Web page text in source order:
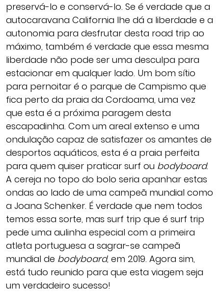
preservá-lo e conservá-lo. Se é verdade que a
autocaravana California lhe dá a liberdade e a
autonomia para desfrutar desta road trip ao
máximo, também é verdade que essa mesma
liberdade não pode ser uma desculpa para
estacionar em qualquer lado. Um bom sítio
para pernoitar é o parque de Campismo que
fica perto da praia da Cordoama, uma vez
que esta é a próxima paragem desta
escapadinha. Com um areal extenso e uma
ondulação capaz de satisfazer os amantes de
desportos aquáticos, esta é a praia perfeita
para quem quiser praticar surf ou bodyboard.
A cereja no topo do bolo seria apanhar estas
ondas ao lado de uma campeã mundial como
a Joana Schenker. É verdade que nem todos
temos essa sorte, mas surf trip que é surf trip
pede uma aulinha especial com a primeira
atleta portuguesa a sagrar-se campeã
mundial de bodyboard, em 2019. Agora sim,
está tudo reunido para que esta viagem seja
um verdadeiro sucesso!